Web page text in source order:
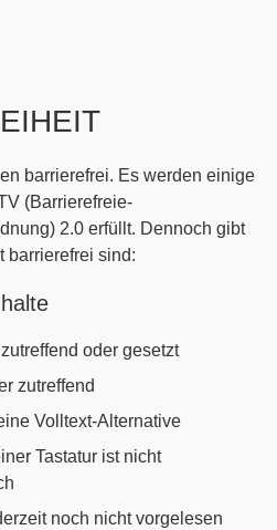
barrierefrei. Es werden einige
(Barrierefreie-
2.0 erfüllt. Dennoch gibt
barrierefrei sind:
oder gesetzt
zutreffend
Volltext-Alternative
Tastatur ist nicht
noch nicht vorgelesen